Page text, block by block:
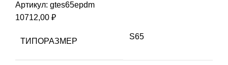
Артикул: gtes65epdm
10712,00 ₽
ТИПОРАЗМЕР
S65